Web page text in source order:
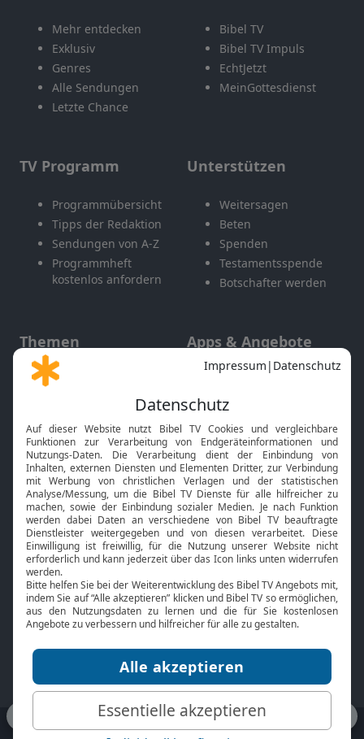
Mehr entdecken
Exklusiv
Genres
Alle Sendungen
Letzte Chance
Bibel TV
Bibel TV Impuls
EchtJetzt
MeinGottesdienst
TV Programm
Programmübersicht
Tipps der Redaktion
Sendungen von A-Z
Programmheft
kostenlos anfordern
Unterstützen
Weitersagen
Beten
Spenden
Testamentsspende
Botschafter werden
Themen
Gott und Bibel erklärt
Neuigkeiten
Apps & Angebote
Mobile App
Smart TV
HbbTV
Bibelthek Online-Bibel
Nächster Gottesdienst
Bibel TV
Über uns
Jobs
Mediadaten
Service
Kontakt
TV-Empfang
bibeltv.de: Impressum
Datenschutz